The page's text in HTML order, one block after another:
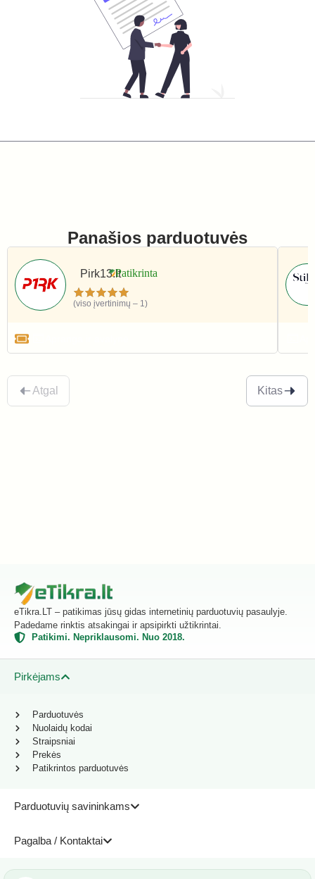
Panašios parduotuvės
Pirk13.lt
(viso įvertinimų – 1)
Atgal Kitas
eTikra.LT – patikimas jūsų gidas internetinių parduotuvių pasaulyje.
Padedame rinktis atsakingai ir apsipirkti užtikrintai.
Patikimi. Nepriklausomi. Nuo 2018.
Pirkėjams
Parduotuvių savininkams
Pagalba / Kontaktai
Parduotuvės
Nuolaidų kodai
Straipsniai
Prekės
Patikrintos parduotuvės